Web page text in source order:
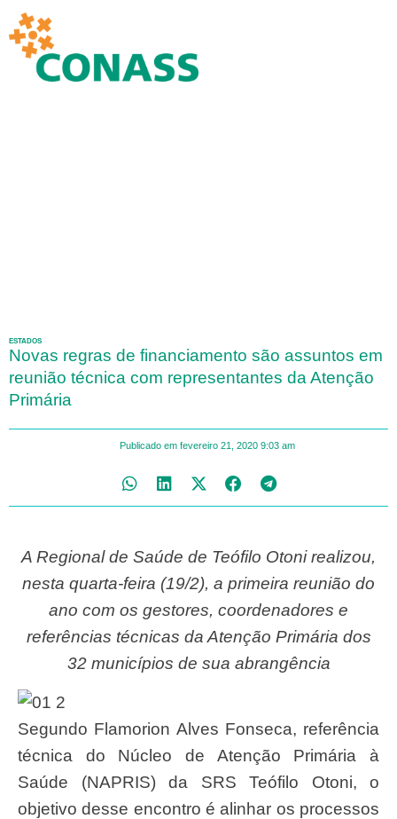
ESTADOS
Novas regras de financiamento são assuntos em
reunião técnica com representantes da Atenção
Primária
Publicado em fevereiro 21, 2020 9:03 am
A Regional de Saúde de Teófilo Otoni realizou,
nesta quarta-feira (19/2), a primeira reunião do
ano com os gestores, coordenadores e
referências técnicas da Atenção Primária dos
32 municípios de sua abrangência
Segundo Flamorion Alves Fonseca, referência
técnica do Núcleo de Atenção Primária à
Saúde (NAPRIS) da SRS Teófilo Otoni, o
objetivo desse encontro é alinhar os processos